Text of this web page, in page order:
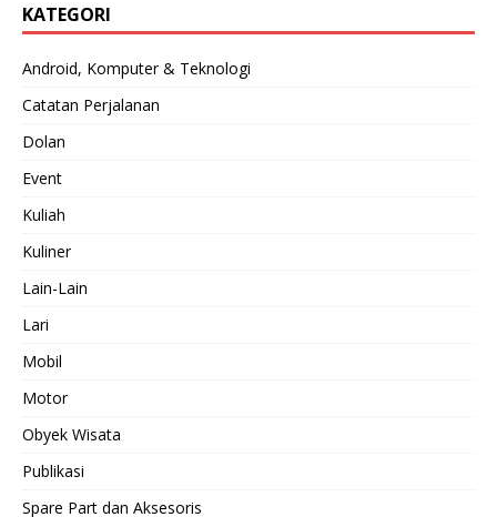
KATEGORI
Android, Komputer & Teknologi
Catatan Perjalanan
Dolan
Event
Kuliah
Kuliner
Lain-Lain
Lari
Mobil
Motor
Obyek Wisata
Publikasi
Spare Part dan Aksesoris